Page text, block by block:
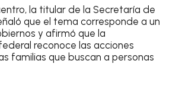
la titular de la Secretaría de
que el tema corresponde a un
y afirmó que la
reconoce las acciones
familias que buscan a personas